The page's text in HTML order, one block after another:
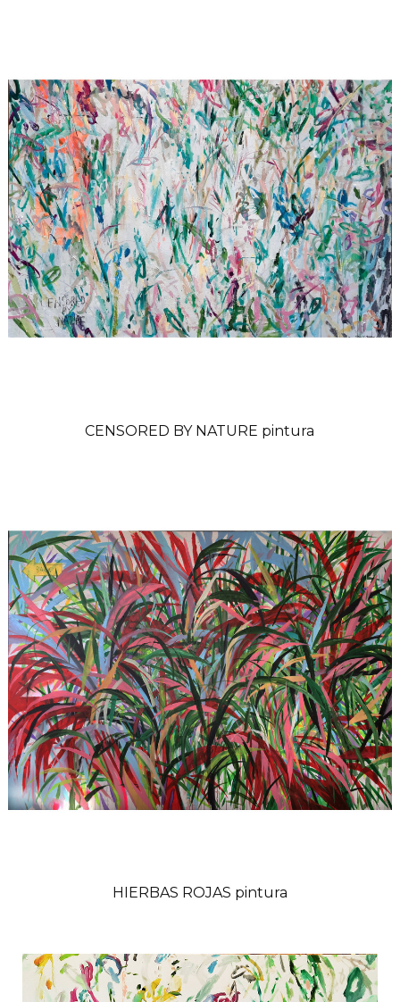
CENSORED BY NATURE pintura
HIERBAS ROJAS pintura